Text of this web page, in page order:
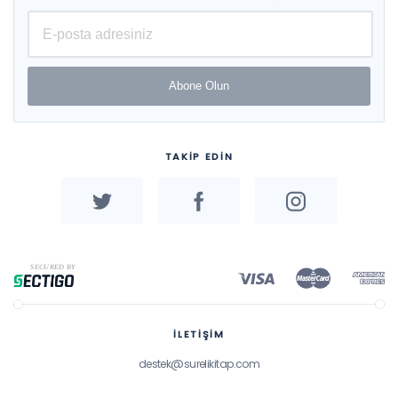
Şeyma Özdil, Erol Duran,
Onur Erdoğan, Adem Çilek
Abone Olun
TAKİP EDİN
İLETİŞİM
destek@surelikitap.com